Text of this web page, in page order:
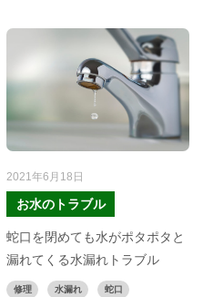
2021年6月18日
お水のトラブル
蛇口を閉めても水がポタポタと
漏れてくる水漏れトラブル
修理 水漏れ 蛇口